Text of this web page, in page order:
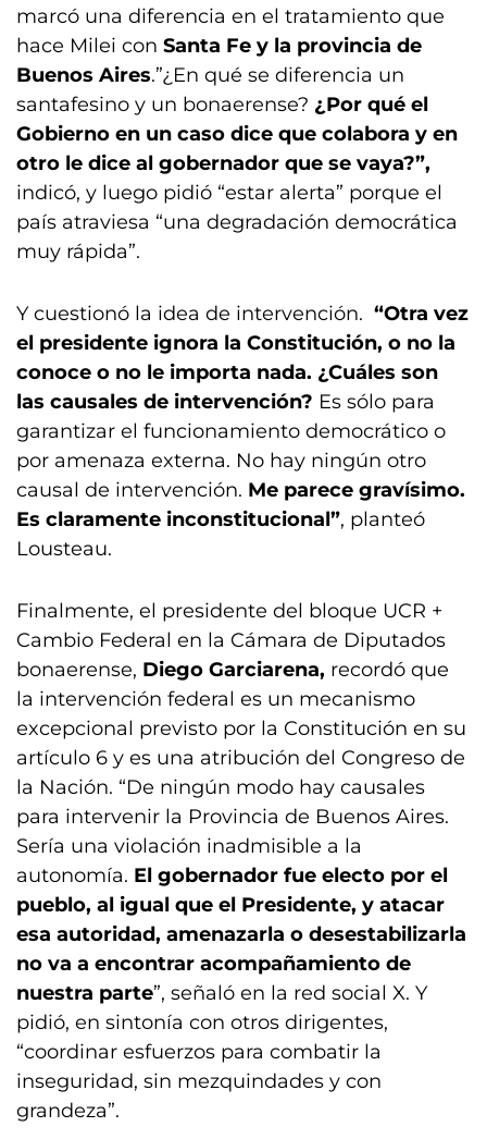
marcó una diferencia en el tratamiento que
hace Milei con Santa Fe y la provincia de
Buenos Aires.”¿En qué se diferencia un
santafesino y un bonaerense? ¿Por qué el
Gobierno en un caso dice que colabora y en
otro le dice al gobernador que se vaya?”,
indicó, y luego pidió “estar alerta” porque el
país atraviesa “una degradación democrática
muy rápida”.
Y cuestionó la idea de intervención. “Otra vez
el presidente ignora la Constitución, o no la
conoce o no le importa nada. ¿Cuáles son
las causales de intervención? Es sólo para
garantizar el funcionamiento democrático o
por amenaza externa. No hay ningún otro
causal de intervención. Me parece gravísimo.
Es claramente inconstitucional”, planteó
Lousteau.
Finalmente, el presidente del bloque UCR +
Cambio Federal en la Cámara de Diputados
bonaerense, Diego Garciarena, recordó que
la intervención federal es un mecanismo
excepcional previsto por la Constitución en su
artículo 6 y es una atribución del Congreso de
la Nación. “De ningún modo hay causales
para intervenir la Provincia de Buenos Aires.
Sería una violación inadmisible a la
autonomía. El gobernador fue electo por el
pueblo, al igual que el Presidente, y atacar
esa autoridad, amenazarla o desestabilizarla
no va a encontrar acompañamiento de
nuestra parte”, señaló en la red social X. Y
pidió, en sintonía con otros dirigentes,
“coordinar esfuerzos para combatir la
inseguridad, sin mezquindades y con
grandeza”.